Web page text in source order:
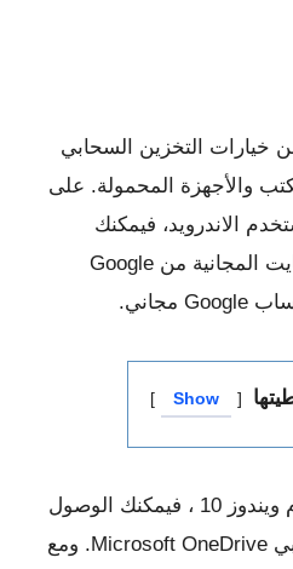
خيارات التخزين السحابي
والأجهزة المحمولة. على
الاندرويد، فيمكنك
استخدام مساحة 5 جيجابايت المجانية من Google
Show
وبالمثل ، إذا كنت تستخدم ويندوز 10 ، فيمكنك الوصول
إلى خدمة التخزين السحابي Microsoft OneDrive. ومع